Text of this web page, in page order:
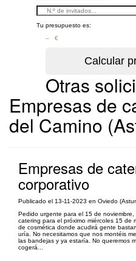
Tu presupuesto es:
– €
Otras
Empresas de
del Camino
Empresas de
corporativo
Publicado el 13-11-2023 en Oviedo
Pedido urgente para el 15 de
catering para el próximo miércoles 15
de cosmética donde acudirá gente
uría. No necesitamos que nos montéis
las bandejas y ya estaría. No queremos
cogerá...